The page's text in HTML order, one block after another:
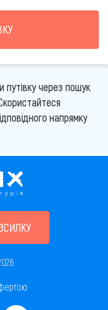
путівку через пошук
напрямку